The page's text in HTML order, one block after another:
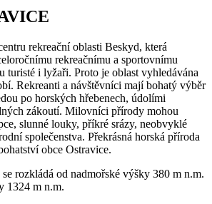
rekreační oblasti Beskyd, která
rekreačnímu a sportovnímu
turisté i lyžaři. Proto je oblast vyhledávána
Rekreanti a návštěvníci mají bohatý výběr
po horských hřebenech, údolími
zákoutí. Milovníci přírody mohou
slunné louky, příkré srázy, neobvyklé
společenstva. Překrásná horská příroda
obce Ostravice.
rozkládá od nadmořské výšky 380 m n.m.
1324 m n.m.